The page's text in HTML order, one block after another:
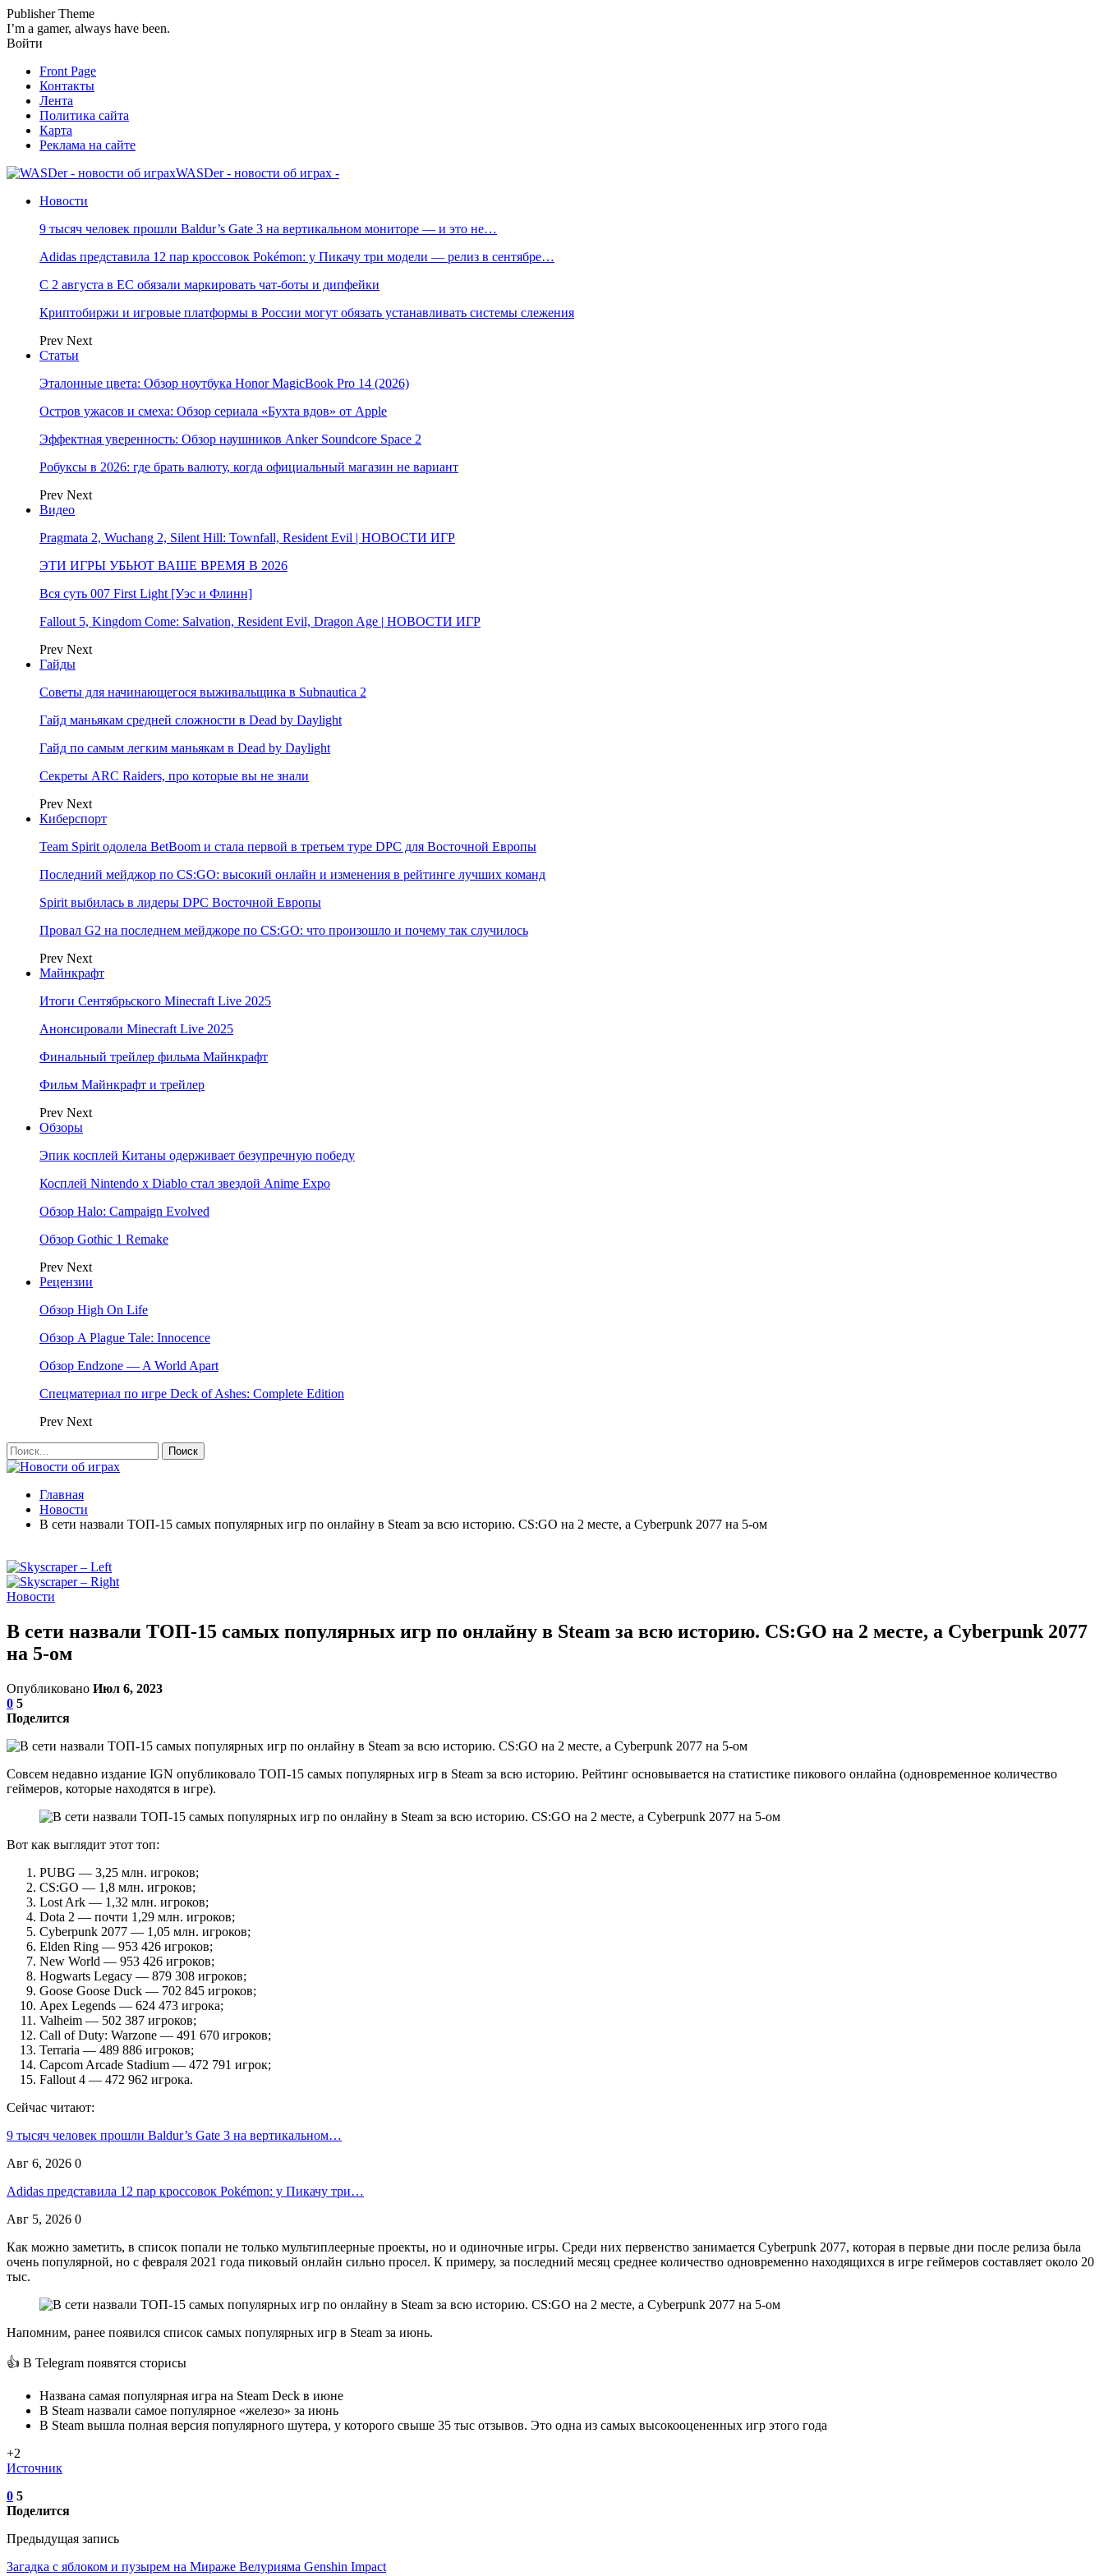
Publisher Theme
I’m a gamer, always have been.
Войти
Front Page
Контакты
Лента
Политика сайта
Карта
Реклама на сайте
WASDer - новости об играх -
Новости
9 тысяч человек прошли Baldur’s Gate 3 на вертикальном мониторе — и это не…
Adidas представила 12 пар кроссовок Pokémon: у Пикачу три модели — релиз в сентябре…
С 2 августа в ЕС обязали маркировать чат-боты и дипфейки
Криптобиржи и игровые платформы в России могут обязать устанавливать системы слежения
Prev Next
Статьи
Эталонные цвета: Обзор ноутбука Honor MagicBook Pro 14 (2026)
Остров ужасов и смеха: Обзор сериала «Бухта вдов» от Apple
Эффектная уверенность: Обзор наушников Anker Soundcore Space 2
Робуксы в 2026: где брать валюту, когда официальный магазин не вариант
Prev Next
Видео
Pragmata 2, Wuchang 2, Silent Hill: Townfall, Resident Evil | НОВОСТИ ИГР
ЭТИ ИГРЫ УБЬЮТ ВАШЕ ВРЕМЯ В 2026
Вся суть 007 First Light [Уэс и Флинн]
Fallout 5, Kingdom Come: Salvation, Resident Evil, Dragon Age | НОВОСТИ ИГР
Prev Next
Гайды
Советы для начинающегося выживальщика в Subnautica 2
Гайд маньякам средней сложности в Dead by Daylight
Гайд по самым легким маньякам в Dead by Daylight
Секреты ARC Raiders, про которые вы не знали
Prev Next
Киберспорт
Team Spirit одолела BetBoom и стала первой в третьем туре DPC для Восточной Европы
Последний мейджор по CS:GO: высокий онлайн и изменения в рейтинге лучших команд
Spirit выбилась в лидеры DPC Восточной Европы
Провал G2 на последнем мейджоре по CS:GO: что произошло и почему так случилось
Prev Next
Майнкрафт
Итоги Сентябрьского Minecraft Live 2025
Анонсировали Minecraft Live 2025
Финальный трейлер фильма Майнкрафт
Фильм Майнкрафт и трейлер
Prev Next
Обзоры
Эпик косплей Китаны одерживает безупречную победу
Косплей Nintendo x Diablo стал звездой Anime Expo
Обзор Halo: Campaign Evolved
Обзор Gothic 1 Remake
Prev Next
Рецензии
Обзор High On Life
Обзор A Plague Tale: Innocence
Обзор Endzone — A World Apart
Спецматериал по игре Deck of Ashes: Complete Edition
Prev Next
Главная
Новости
В сети назвали ТОП-15 самых популярных игр по онлайну в Steam за всю историю. CS:GO на 2 месте, а Cyberpunk 2077 на 5-ом
Новости
В сети назвали ТОП-15 самых популярных игр по онлайну в Steam за всю историю. CS:GO на 2 месте, а Cyberpunk 2077
на 5-ом
Опубликовано Июл 6, 2023
0 5
Поделится
Совсем недавно издание IGN опубликовало ТОП-15 самых популярных игр в Steam за всю историю. Рейтинг основывается на статистике пикового онлайна (одновременное количество
геймеров, которые находятся в игре).
Вот как выглядит этот топ:
PUBG — 3,25 млн. игроков;
CS:GO — 1,8 млн. игроков;
Lost Ark — 1,32 млн. игроков;
Dota 2 — почти 1,29 млн. игроков;
Cyberpunk 2077 — 1,05 млн. игроков;
Elden Ring — 953 426 игроков;
New World — 953 426 игроков;
Hogwarts Legacy — 879 308 игроков;
Goose Goose Duck — 702 845 игроков;
Apex Legends — 624 473 игрока;
Valheim — 502 387 игроков;
Call of Duty: Warzone — 491 670 игроков;
Terraria — 489 886 игроков;
Capcom Arcade Stadium — 472 791 игрок;
Fallout 4 — 472 962 игрока.
Сейчас читают:
9 тысяч человек прошли Baldur’s Gate 3 на вертикальном…
Авг 6, 2026 0
Adidas представила 12 пар кроссовок Pokémon: у Пикачу три…
Авг 5, 2026 0
Как можно заметить, в список попали не только мультиплеерные проекты, но и одиночные игры. Среди них первенство занимается Cyberpunk 2077, которая в первые дни после релиза была
очень популярной, но с февраля 2021 года пиковый онлайн сильно просел. К примеру, за последний месяц среднее количество одновременно находящихся в игре геймеров составляет около 20
тыс.
Напомним, ранее появился список самых популярных игр в Steam за июнь.
👍 В Telegram появятся сторисы
Названа самая популярная игра на Steam Deck в июне
В Steam назвали самое популярное «железо» за июнь
В Steam вышла полная версия популярного шутера, у которого свыше 35 тыс отзывов. Это одна из самых высокооцененных игр этого года
+2
Источник
0 5
Поделится
Предыдущая запись
Загадка с яблоком и пузырем на Мираже Велурияма Genshin Impact